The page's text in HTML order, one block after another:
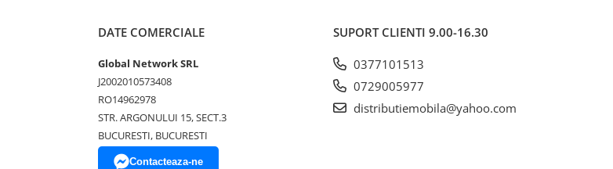
DATE COMERCIALE
Global Network SRL
J2002010573408
RO14962978
STR. ARGONULUI 15, SECT.3
BUCURESTI, BUCURESTI
Contacteaza-ne
SUPORT CLIENTI 9.00-16.30
0377101513
0729005977
distributiemobila@yahoo.com